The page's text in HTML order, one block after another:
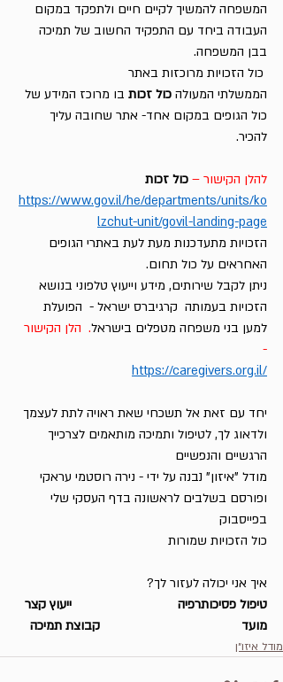
המשפחה להמשיך לקיים חיים ולתפקד במקום
העבודה ביחד עם התפקיד החשוב של תמיכה
בבן המשפחה.
כול הזכויות מרוכזות באתר
הממשלתי המעולה כול זכות בו מרוכז המידע של
כול הגופים במקום אחד- אתר שחובה עליך
להכיר.
להלן הקישור – כול זכות
https://www.gov.il/he/departments/units/ko
lzchut-unit/govil-landing-page
הזכויות מתעדכנות מעת לעת באתרי הגופים
האחראים על כול תחום.
ניתן לקבל שירותים, מידע וייעוץ טלפוני בנושא
הזכויות בעמותה  קרגיברס ישראל -  הפועלת
למען בני משפחה מטפלים בישראל.  הלן הקישור
-
https://caregivers.org.il/
יחד עם זאת אל תשכחי שאת ראויה לתת לעצמך
ולדאוג לך, לטיפול ותמיכה מותאמים לצרכייך
הרגשיים והנפשיים
מודל "איזון" נבנה על ידי - נירה רוסטמי עראקי
ופורסם בשלבים לראשונה בדף העסקי שלי
בפייסבוק
כול הזכויות שמורות
איך אני יכולה לעזור לך?
טיפול פסיכותרפיה                              ייעוץ קצר
מועד                                        קבוצת תמיכה
מודל איזו״ן